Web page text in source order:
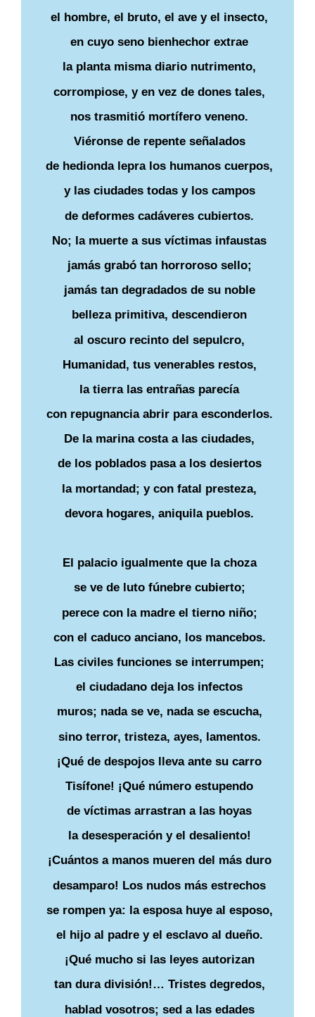
el hombre, el bruto, el ave y el insecto,
en cuyo seno bienhechor extrae
la planta misma diario nutrimento,
corrompiose, y en vez de dones tales,
nos trasmitió mortífero veneno.
Viéronse de repente señalados
de hedionda lepra los humanos cuerpos,
y las ciudades todas y los campos
de deformes cadáveres cubiertos.
No; la muerte a sus víctimas infaustas
jamás grabó tan horroroso sello;
jamás tan degradados de su noble
belleza primitiva, descendieron
al oscuro recinto del sepulcro,
Humanidad, tus venerables restos,
la tierra las entrañas parecía
con repugnancia abrir para esconderlos.
De la marina costa a las ciudades,
de los poblados pasa a los desiertos
la mortandad; y con fatal presteza,
devora hogares, aniquila pueblos.
El palacio igualmente que la choza
se ve de luto fúnebre cubierto;
perece con la madre el tierno niño;
con el caduco anciano, los mancebos.
Las civiles funciones se interrumpen;
el ciudadano deja los infectos
muros; nada se ve, nada se escucha,
sino terror, tristeza, ayes, lamentos.
¡Qué de despojos lleva ante su carro
Tisífone! ¡Qué número estupendo
de víctimas arrastran a las hoyas
la desesperación y el desaliento!
¡Cuántos a manos mueren del más duro
desamparo! Los nudos más estrechos
se rompen ya: la esposa huye al esposo,
el hijo al padre y el esclavo al dueño.
¡Qué mucho si las leyes autorizan
tan dura división!… Tristes degredos,
hablad vosotros; sed a las edades